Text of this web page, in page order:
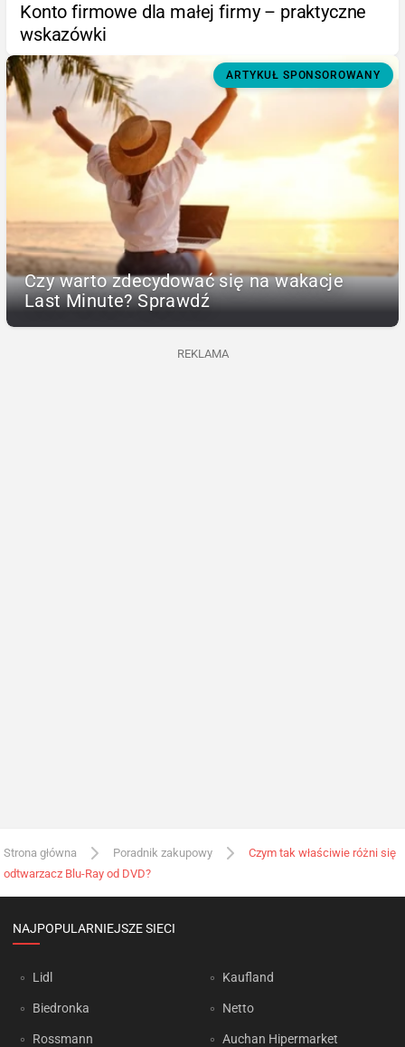
Konto firmowe dla małej firmy – praktyczne
wskazówki
ARTYKUŁ SPONSOROWANY
Czy warto zdecydować się na wakacje
Last Minute? Sprawdź
REKLAMA
Strona główna Poradnik zakupowy
Czym tak właściwie różni się
odtwarzacz Blu-Ray od DVD?
NAJPOPULARNIEJSZE SIECI
Lidl
Biedronka
Rossmann
Kaufland
Netto
Auchan Hipermarket